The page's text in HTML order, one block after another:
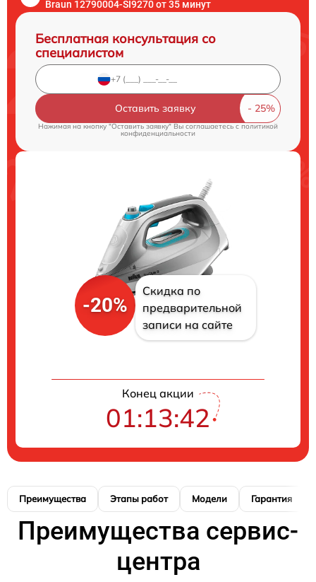
Braun 12790004-SI9270 от 35 минут
Бесплатная консультация со
специалистом
Оставить заявку
Нажимая на кнопку "Оставить заявку" Вы соглашаетесь cполитикой
конфиденциальности
-20%
Скидка по
предварительной
записи на сайте
Конец акции
01:13:41
Преимущества Этапы работ Модели Гарантия
Преимущества сервис-
центра